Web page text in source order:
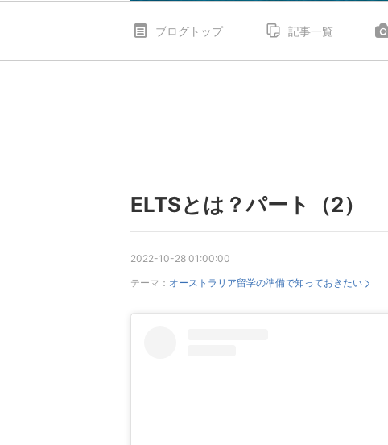
ブログトップ 記事一覧
ELTSとは？パート（2）
2022-10-28 01:00:00
テーマ： オーストラリア留学の準備で知っておきたい